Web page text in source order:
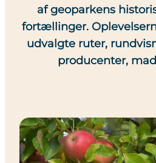
af geoparkens
fortællinger.
udvalgte ruter,
producenter,